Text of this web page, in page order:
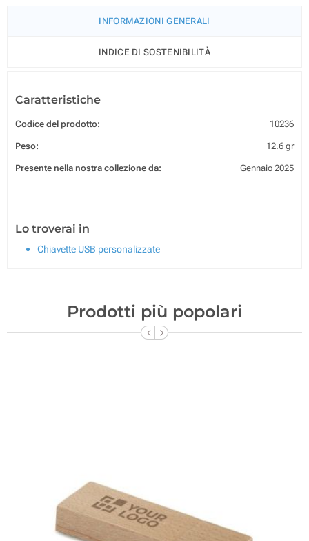
INFORMAZIONI GENERALI
INDICE DI SOSTENIBILITÀ
Caratteristiche
Codice del prodotto: 10236
Peso: 12.6 gr
Presente nella nostra collezione da: Gennaio 2025
Lo troverai in
Chiavette USB personalizzate
Prodotti più popolari